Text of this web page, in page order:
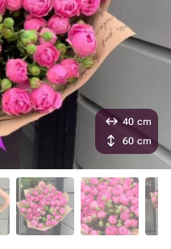
40 cm
60 cm